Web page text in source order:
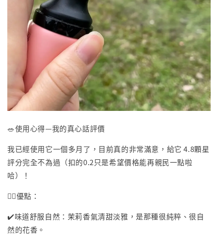
🥗使用心得—我的真心話評價
我已經使用它一個多月了，目前真的非常滿意，給它 4.8顆星
評分完全不為過（扣的0.2只是希望價格能再親民一點啦
哈）！
👍🏻優點：
✔️味道舒服自然：茉莉香氣清甜淡雅，是那種很純粹、很自
然的花香。